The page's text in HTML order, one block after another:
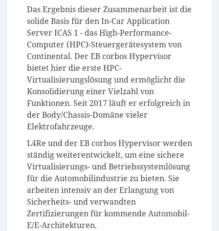
Das Ergebnis dieser Zusammenarbeit ist die
solide Basis für den In-Car Application
Server ICAS 1 - das High-Performance-
Computer (HPC)-Steuergerätesystem von
Continental. Der EB corbos Hypervisor
bietet hier die erste HPC-
Virtualisierungslösung und ermöglicht die
Konsolidierung einer Vielzahl von
Funktionen. Seit 2017 läuft er erfolgreich in
der Body/Chassis-Domäne vieler
Elektrofahrzeuge.
L4Re und der EB corbos Hypervisor werden
ständig weiterentwickelt, um eine sichere
Virtualisierungs- und Betriebssystemlösung
für die Automobilindustrie zu bieten. Sie
arbeiten intensiv an der Erlangung von
Sicherheits- und verwandten
Zertifizierungen für kommende Automobil-
E/E-Architekturen.